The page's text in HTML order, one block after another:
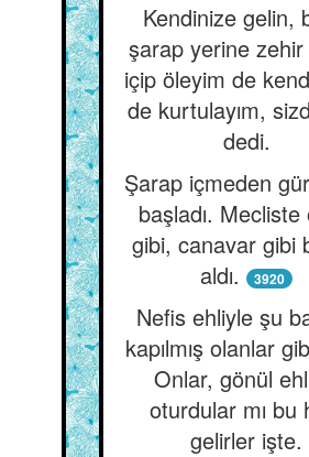
Kendinize gelin,
şarap yerine
içip öleyim de
de kurtulayım,
dedi.
Şarap içmeden
başladı. Mecliste
gibi, canavar gibi
aldı.
3920
Nefis ehliyle şu
kapılmış olanlar
Onlar, gönül
oturdular mı bu
gelirler işte.